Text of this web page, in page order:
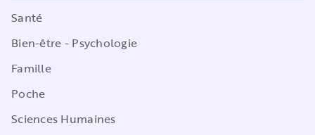
Santé
Bien-être - Psychologie
Famille
Poche
Sciences Humaines